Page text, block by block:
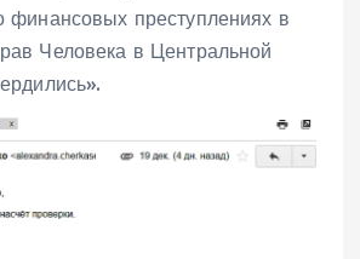
финансовых преступлениях в
Человека в Центральной